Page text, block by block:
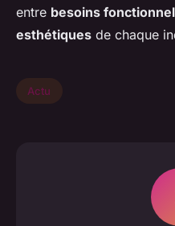
entre besoins
esthétiques de chaque
Actu